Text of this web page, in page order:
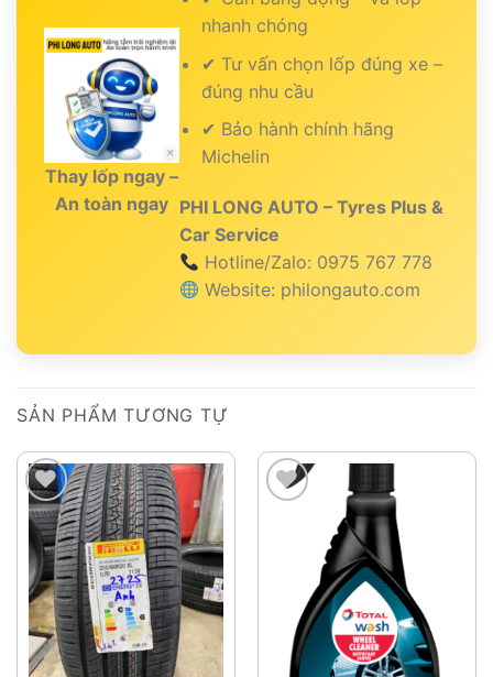
Thay lốp ngay –
An toàn ngay
nhanh chóng
✔ Tư vấn chọn lốp đúng xe –
đúng nhu cầu
✔ Bảo hành chính hãng
Michelin
PHI LONG AUTO – Tyres Plus &
Car Service
Hotline/Zalo: 0975 767 778
Website: philongauto.com
SẢN PHẨM TƯƠNG TỰ
add